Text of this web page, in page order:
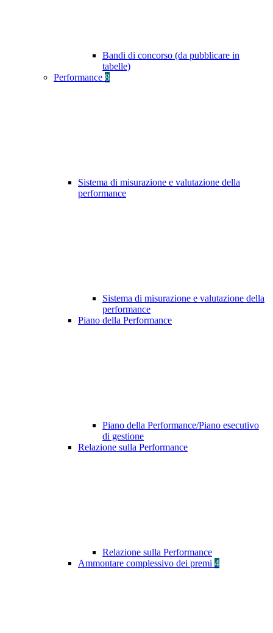
Bandi di concorso (da pubblicare in
tabelle)
Performance 8
Sistema di misurazione e valutazione della
performance
Sistema di misurazione e valutazione della
performance
Piano della Performance
Piano della Performance/Piano esecutivo
di gestione
Relazione sulla Performance
Relazione sulla Performance
Ammontare complessivo dei premi 4